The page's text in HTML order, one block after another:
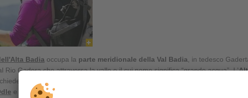
Badia occupa la parte meridionale della Val Badia , in tedesco
Rio Gadera che attraversa la valle e il cui nome significa “grande acqua”. L'
ca. 7 giorni di cammino e porta attraverso i paesaggi affascinanti dei
e di Fanes-Senes-Braies